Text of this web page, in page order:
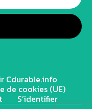
Cdurable.info
de cookies (UE)
S’identifier